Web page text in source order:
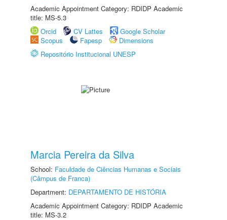
Academic Appointment Category: RDIDP Academic
title: MS-5.3
Orcid
CV Lattes
Google Scholar
Scopus
Fapesp
Dimensions
Repositório Institucional UNESP
Marcia Pereira da Silva
School: Faculdade de Ciências Humanas e Sociais
(Câmpus de Franca)
Department: DEPARTAMENTO DE HISTÓRIA
Academic Appointment Category: RDIDP Academic
title: MS-3.2